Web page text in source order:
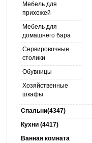
Мебель для
прихожей
Мебель для
домашнего бара
Сервировочные
столики
Обувницы
Хозяйственные
шкафы
Спальни(4347)
Кухни (4417)
Ванная комната